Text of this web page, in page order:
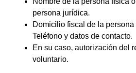
persona jurídica.
Domicilio fiscal de la
Teléfono y datos de contacto.
En su caso, autorización del
voluntario.